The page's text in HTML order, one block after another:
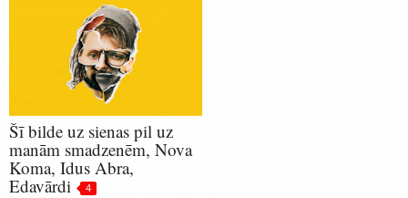
Šī bilde uz sienas pil uz
manām smadzenēm, Nova
Koma, Idus Abra,
Edavārdi
4